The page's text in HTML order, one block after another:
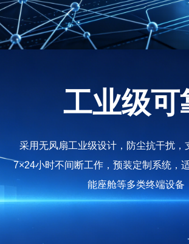
工业级可
采用无风扇工业级设计，防尘抗干扰，
7×24小时不间断工作，预装定制系统，
能座舱等多类终端设备